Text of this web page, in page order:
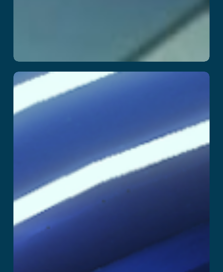
SuperHero